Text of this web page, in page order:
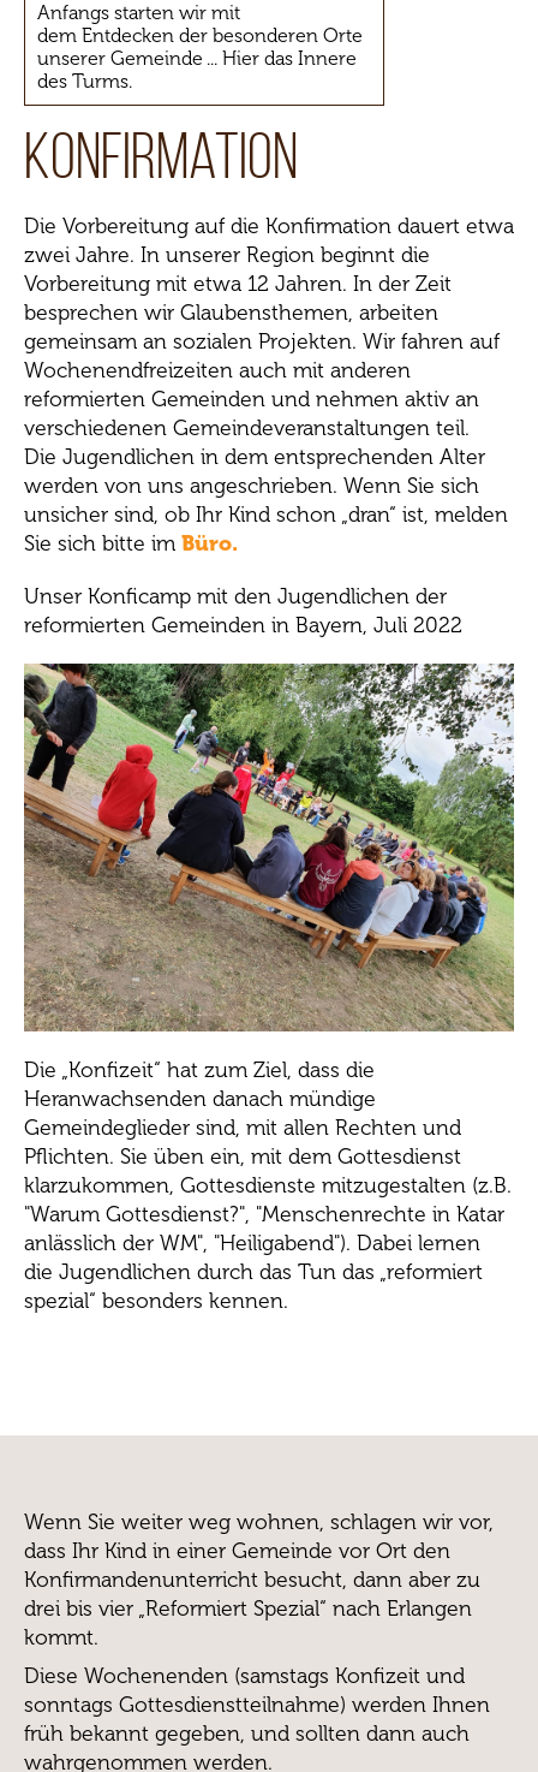
Anfangs starten wir mit
dem Entdecken der besonderen Orte
unserer Gemeinde ... Hier das Innere
des Turms.
Konfirmation
Die Vorbereitung auf die Konfirmation dauert etwa
zwei Jahre. In unserer Region beginnt die
Vorbereitung mit etwa 12 Jahren. In der Zeit
besprechen wir Glaubensthemen, arbeiten
gemeinsam an sozialen Projekten. Wir fahren auf
Wochenendfreizeiten auch mit anderen
reformierten Gemeinden und nehmen aktiv an
verschiedenen Gemeindeveranstaltungen teil.
Die Jugendlichen in dem entsprechenden Alter
werden von uns angeschrieben. Wenn Sie sich
unsicher sind, ob Ihr Kind schon „dran“ ist, melden
Sie sich bitte im Büro.
Unser Konficamp mit den Jugendlichen der
reformierten Gemeinden in Bayern, Juli 2022
Die „Konfizeit“ hat zum Ziel, dass die
Heranwachsenden danach mündige
Gemeindeglieder sind, mit allen Rechten und
Pflichten. Sie üben ein, mit dem Gottesdienst
klarzukommen, Gottesdienste mitzugestalten (z.B.
"Warum Gottesdienst?", "Menschenrechte in Katar
anlässlich der WM", "Heiligabend"). Dabei lernen
die Jugendlichen durch das Tun das „reformiert
spezial“ besonders kennen.
Wenn Sie weiter weg wohnen, schlagen wir vor,
dass Ihr Kind in einer Gemeinde vor Ort den
Konfirmandenunterricht besucht, dann aber zu
drei bis vier „Reformiert Spezial“ nach Erlangen
kommt.
Diese Wochenenden (samstags Konfizeit und
sonntags Gottesdienstteilnahme) werden Ihnen
früh bekannt gegeben, und sollten dann auch
wahrgenommen werden.